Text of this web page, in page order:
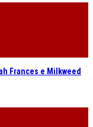
Frances e Milkweed